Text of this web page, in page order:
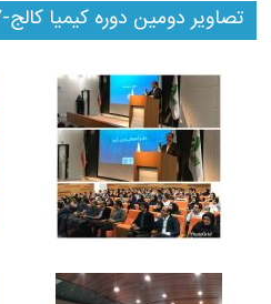
تصاویر دومین دوره کیمیا کالج-97